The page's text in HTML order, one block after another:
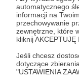
automatycznego
informacji na
przechowywanie
zewnętrzne, które
kliknij AKCEPTUJĘ
Jeśli chcesz
dotyczące
"USTAWIENIA
* Zapoznałem
Prywatności.